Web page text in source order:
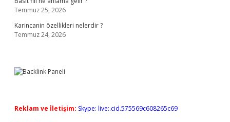
Temmuz 25, 2026
Karincanin özellikleri nelerdir ?
Temmuz 24, 2026
Reklam ve İletişim: Skype: live:.cid.575569c608265c69